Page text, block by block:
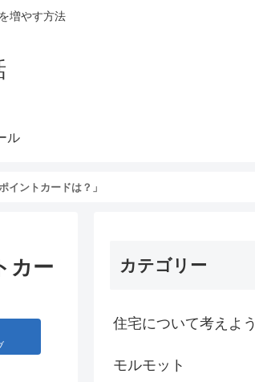
増やす方法
ル
ントカードは？」
カー
カテゴリー
住宅について考えよう
モルモット